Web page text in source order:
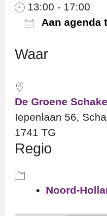
13:00 - 17:00
Aan agenda
Waar
De Groene
Iepenlaan 56,
1741 TG
Regio
Noord-